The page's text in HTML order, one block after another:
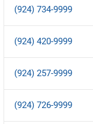
(924) 734-9999
(924) 420-9999
(924) 257-9999
(924) 726-9999